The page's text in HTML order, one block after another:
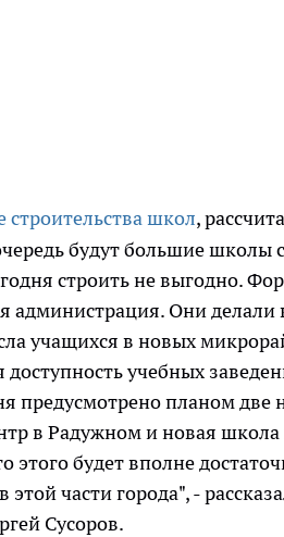
школ,
будут большие школы
строить не выгодно.
администрация. Они делали
учащихся в новых
доступность учебных
предусмотрено планом
в Радужном и новая
этого будет вполне
этой части города", -
Сусоров.